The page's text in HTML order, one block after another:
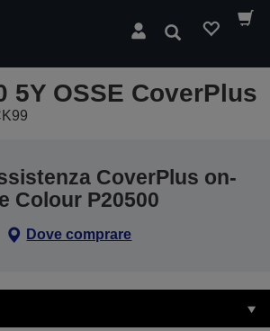
Cerca
5Y OSSE CoverPlus
CoverPlus on-
Colour P20500
Dove comprare